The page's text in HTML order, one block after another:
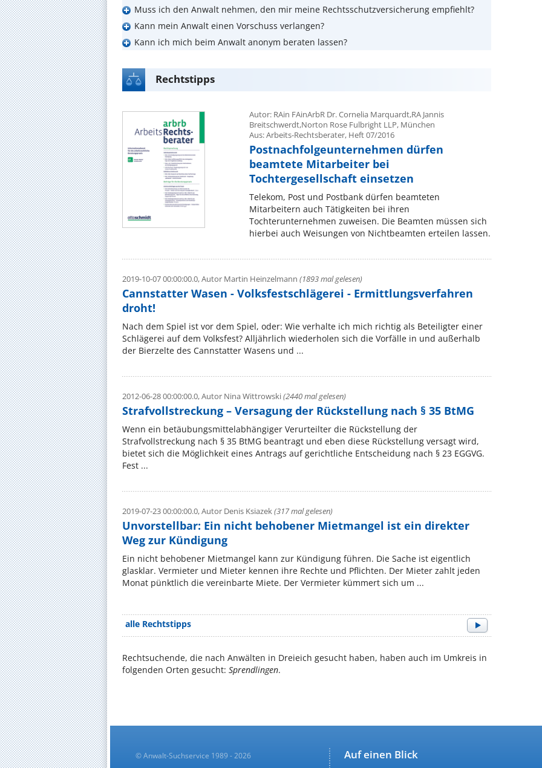
Muss ich den Anwalt nehmen, den mir meine Rechtsschutzversicherung empfiehlt?
Kann mein Anwalt einen Vorschuss verlangen?
Kann ich mich beim Anwalt anonym beraten lassen?
Rechtstipps
Autor: RAin FAinArbR Dr. Cornelia Marquardt,RA Jannis
Breitschwerdt,Norton Rose Fulbright LLP, München
Aus: Arbeits-Rechtsberater, Heft 07/2016
Postnachfolgeunternehmen dürfen
beamtete Mitarbeiter bei
Tochtergesellschaft einsetzen
Telekom, Post und Postbank dürfen beamteten
Mitarbeitern auch Tätigkeiten bei ihren
Tochterunternehmen zuweisen. Die Beamten müssen sich
hierbei auch Weisungen von Nichtbeamten erteilen lassen.
2019-10-07 00:00:00.0,Autor Martin Heinzelmann (1893 mal gelesen)
Cannstatter Wasen - Volksfestschlägerei - Ermittlungsverfahren
droht!
Nach dem Spiel ist vor dem Spiel, oder: Wie verhalte ich mich richtig als Beteiligter einer
Schlägerei auf dem Volksfest? Alljährlich wiederholen sich die Vorfälle in und außerhalb
der Bierzelte des Cannstatter Wasens und ...
2012-06-28 00:00:00.0,Autor Nina Wittrowski(2440 mal gelesen)
Strafvollstreckung – Versagung der Rückstellung nach § 35 BtMG
Wenn ein betäubungsmittelabhängiger Verurteilter die Rückstellung der
Strafvollstreckung nach § 35 BtMG beantragt und eben diese Rückstellung versagt wird,
bietet sich die Möglichkeit eines Antrags auf gerichtliche Entscheidung nach § 23 EGGVG.
Fest ...
2019-07-23 00:00:00.0,Autor Denis Ksiazek(317 mal gelesen)
Unvorstellbar: Ein nicht behobener Mietmangel ist ein direkter
Weg zur Kündigung
Ein nicht behobener Mietmangel kann zur Kündigung führen. Die Sache ist eigentlich
glasklar. Vermieter und Mieter kennen ihre Rechte und Pflichten. Der Mieter zahlt jeden
Monat pünktlich die vereinbarte Miete. Der Vermieter kümmert sich um ...
alle Rechtstipps
Rechtsuchende, die nach Anwälten in Dreieich gesucht haben, haben auch im Umkreis in
folgenden Orten gesucht: Sprendlingen.
Auf einen Blick
© Anwalt-Suchservice 1989 - 2026